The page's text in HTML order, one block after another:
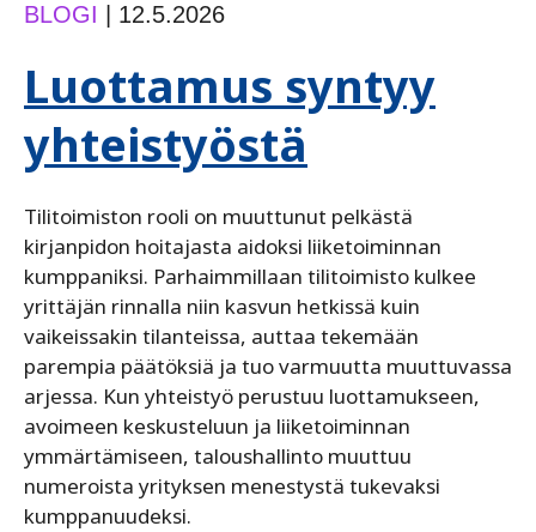
BLOGI 12.5.2026
Luottamus syntyy
yhteistyöstä
Tilitoimiston rooli on muuttunut pelkästä
kirjanpidon hoitajasta aidoksi liiketoiminnan
kumppaniksi. Parhaimmillaan tilitoimisto kulkee
yrittäjän rinnalla niin kasvun hetkissä kuin
vaikeissakin tilanteissa, auttaa tekemään
parempia päätöksiä ja tuo varmuutta muuttuvassa
arjessa. Kun yhteistyö perustuu luottamukseen,
avoimeen keskusteluun ja liiketoiminnan
ymmärtämiseen, taloushallinto muuttuu
numeroista yrityksen menestystä tukevaksi
kumppanuudeksi.